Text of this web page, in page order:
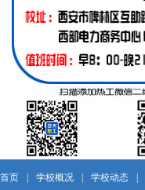
首页 学校概况 学校动态